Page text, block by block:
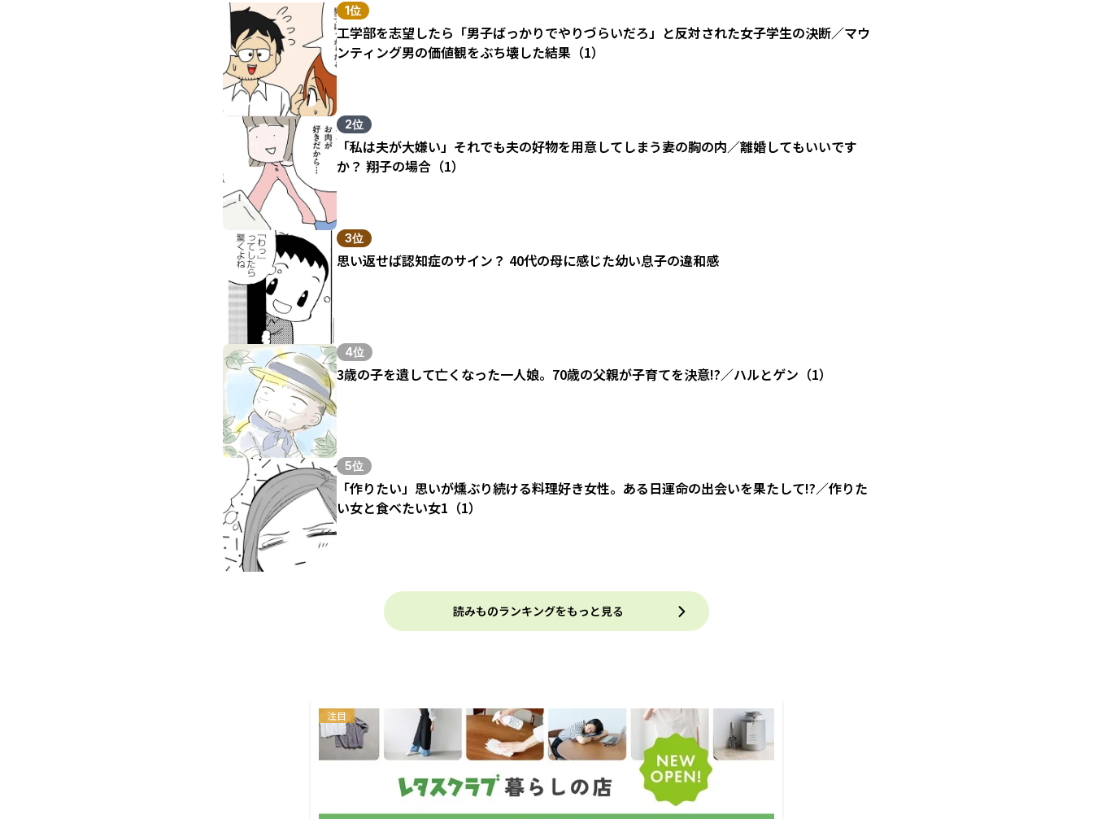
1位
工学部を志望したら「男子ばっかりでやりづらいだろ」と反対された女子学生の決断／マウ
ンティング男の価値観をぶち壊した結果（1）
2位
「私は夫が大嫌い」それでも夫の好物を用意してしまう妻の胸の内／離婚してもいいです
か？ 翔子の場合（1）
3位
思い返せば認知症のサイン？ 40代の母に感じた幼い息子の違和感
4位
3歳の子を遺して亡くなった一人娘。70歳の父親が子育てを決意!?／ハルとゲン（1）
5位
「作りたい」思いが燻ぶり続ける料理好き女性。ある日運命の出会いを果たして!?／作りた
い女と食べたい女1（1）
読みものランキングをもっと見る
注目